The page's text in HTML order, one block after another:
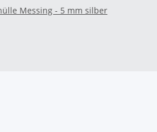
Messing - 5 mm silber